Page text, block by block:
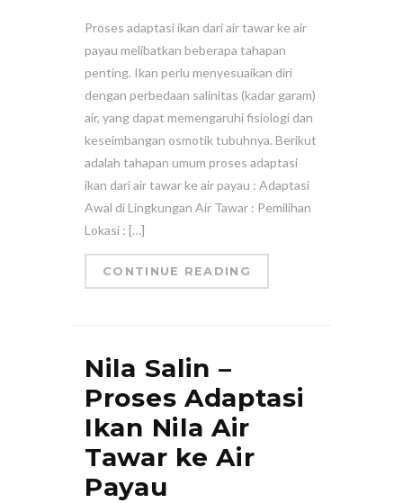
Proses adaptasi ikan dari air tawar ke air
payau melibatkan beberapa tahapan
penting. Ikan perlu menyesuaikan diri
dengan perbedaan salinitas (kadar garam)
air, yang dapat memengaruhi fisiologi dan
keseimbangan osmotik tubuhnya. Berikut
adalah tahapan umum proses adaptasi
ikan dari air tawar ke air payau : Adaptasi
Awal di Lingkungan Air Tawar : Pemilihan
Lokasi : […]
CONTINUE READING
Nila Salin –
Proses Adaptasi
Ikan Nila Air
Tawar ke Air
Payau